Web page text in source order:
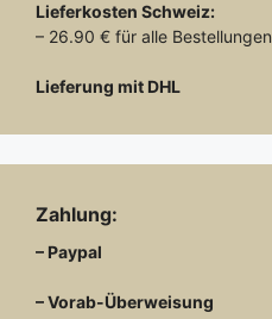
Lieferkosten Schweiz:
– 26.90 € für alle Bestellungen
Lieferung mit DHL
Zahlung:
– Paypal
– Vorab-Überweisung